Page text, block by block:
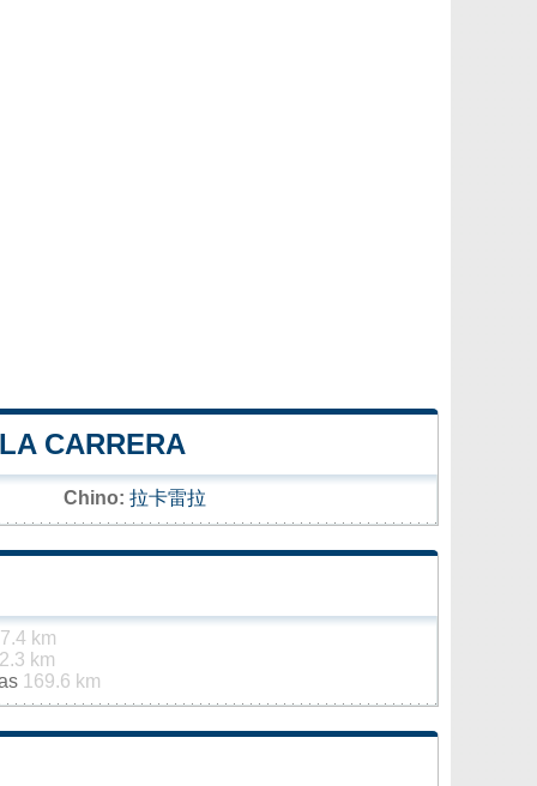
CARRERA
Chino: 拉卡雷拉
km
km
169.6 km